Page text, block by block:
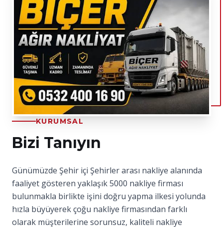
KURUMSAL
Bizi Tanıyın
Günümüzde Şehir içi Şehirler arası nakliye alanında
faaliyet gösteren yaklaşık 5000 nakliye firması
bulunmakla birlikte işini doğru yapma ilkesi yolunda
hızla büyüyerek çoğu nakliye firmasından farklı
olarak müşterilerine sorunsuz, kaliteli nakliye